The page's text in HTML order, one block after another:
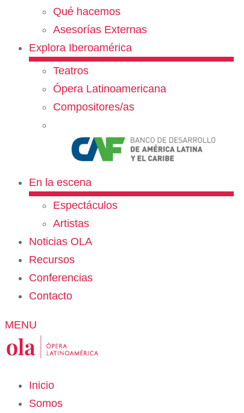
Qué hacemos
Asesorías Externas
Explora Iberoamérica
Teatros
Ópera Latinoamericana
Compositores/as
En la escena
Espectáculos
Artistas
Noticias OLA
Recursos
Conferencias
Contacto
MENU
Inicio
Somos